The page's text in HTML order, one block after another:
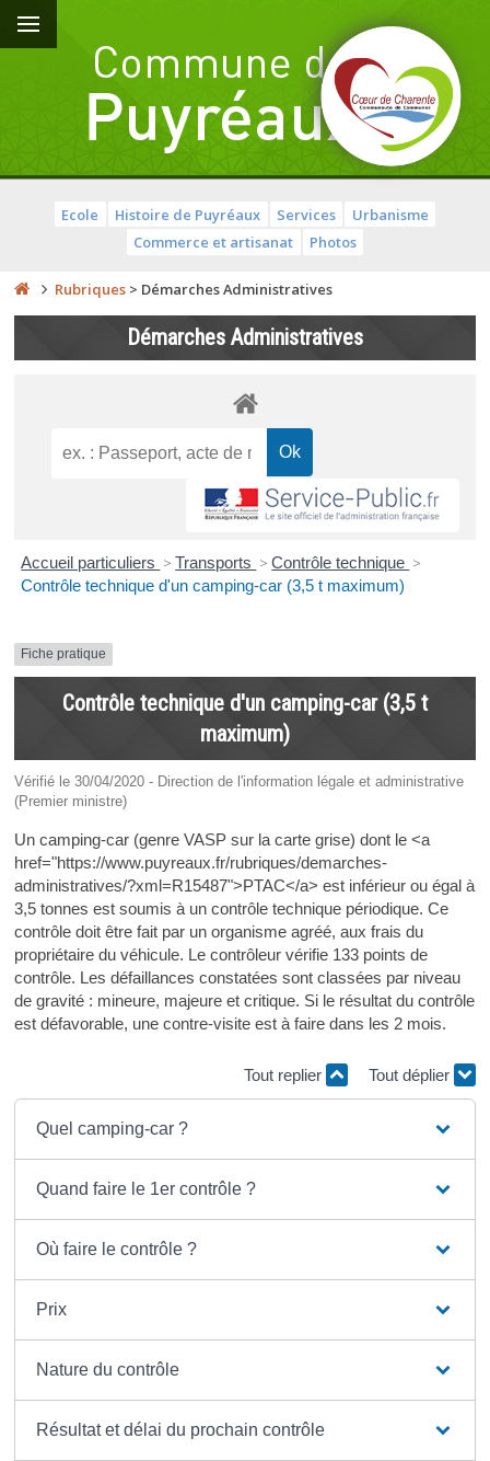
Ecole Histoire de Puyréaux Services
Urbanisme
Commerce et artisanat
Photos
Rubriques > Démarches Administratives
Démarches Administratives
Accueil particuliers > Transports > Contrôle technique >
Contrôle technique d'un camping-car (3,5 t maximum)
Fiche pratique
Contrôle technique d'un camping-car (3,5 t
maximum)
Vérifié le 30/04/2020 - Direction de l'information légale et administrative
(Premier ministre)
Un camping-car (genre VASP sur la carte grise) dont le <a
href="https://www.puyreaux.fr/rubriques/demarches-
administratives/?xml=R15487">PTAC</a> est inférieur ou égal à
3,5 tonnes est soumis à un contrôle technique périodique. Ce
contrôle doit être fait par un organisme agréé, aux frais du
propriétaire du véhicule. Le contrôleur vérifie 133 points de
contrôle. Les défaillances constatées sont classées par niveau
de gravité : mineure, majeure et critique. Si le résultat du contrôle
est défavorable, une contre-visite est à faire dans les 2 mois.
Tout replier Tout déplier
Quel camping-car ?
Quand faire le 1er contrôle ?
Où faire le contrôle ?
Prix
Nature du contrôle
Résultat et délai du prochain contrôle